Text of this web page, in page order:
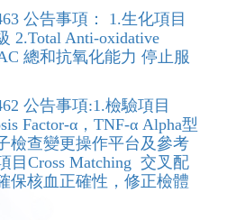
公告事項： 1.生化項目
2.Total Anti-oxidative
總和抗氧化能力 停止服
公告事項:1.檢驗項目
Factor-α，TNF-α Alpha型
檢查變更操作平台及參考
目Cross Matching 交叉配
保核血正確性，修正檢體